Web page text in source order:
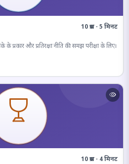
10 प्रश्न · 5 मिनट
के प्रकार और प्रतिरक्षा नीति की समझ परीक्षा के लिए।
10 प्रश्न · 4 मिनट